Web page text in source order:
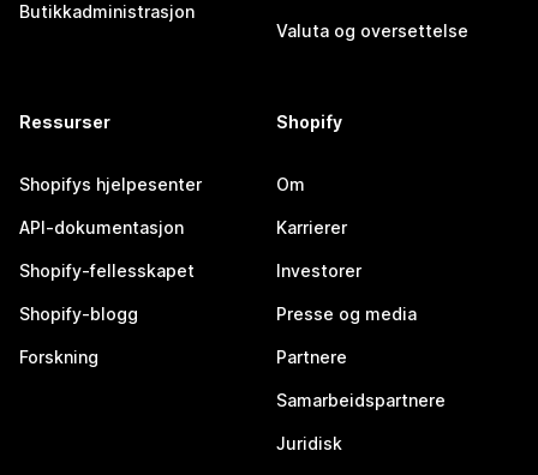
Butikkadministrasjon
Valuta og oversettelse
Ressurser
Shopifys hjelpesenter
API-dokumentasjon
Shopify-fellesskapet
Shopify-blogg
Forskning
Shopify
Om
Karrierer
Investorer
Presse og media
Partnere
Samarbeidspartnere
Juridisk